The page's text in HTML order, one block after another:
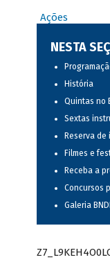
Ações
NESTA
História
Quintas no
Sextas
Reserva de
Filmes e
Receba a
Concursos
Galeria